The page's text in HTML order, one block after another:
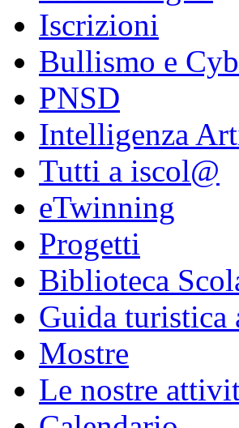
Iscrizioni
Bullismo e
PNSD
Intelligenza
Tutti a iscol@
eTwinning
Progetti
Biblioteca
Guida
Mostre
Le nostre